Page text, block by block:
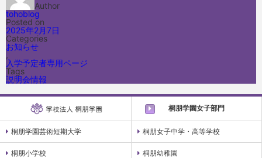
Author
tohoblog
Posted on
2025年2月7日
Categories
お知らせ
,
入学予定者専用ページ
Tags
説明会情報
桐朋学園女子部門
桐朋学園芸術短期大学 桐朋女子中学・高等学校
桐朋小学校 桐朋幼稚園